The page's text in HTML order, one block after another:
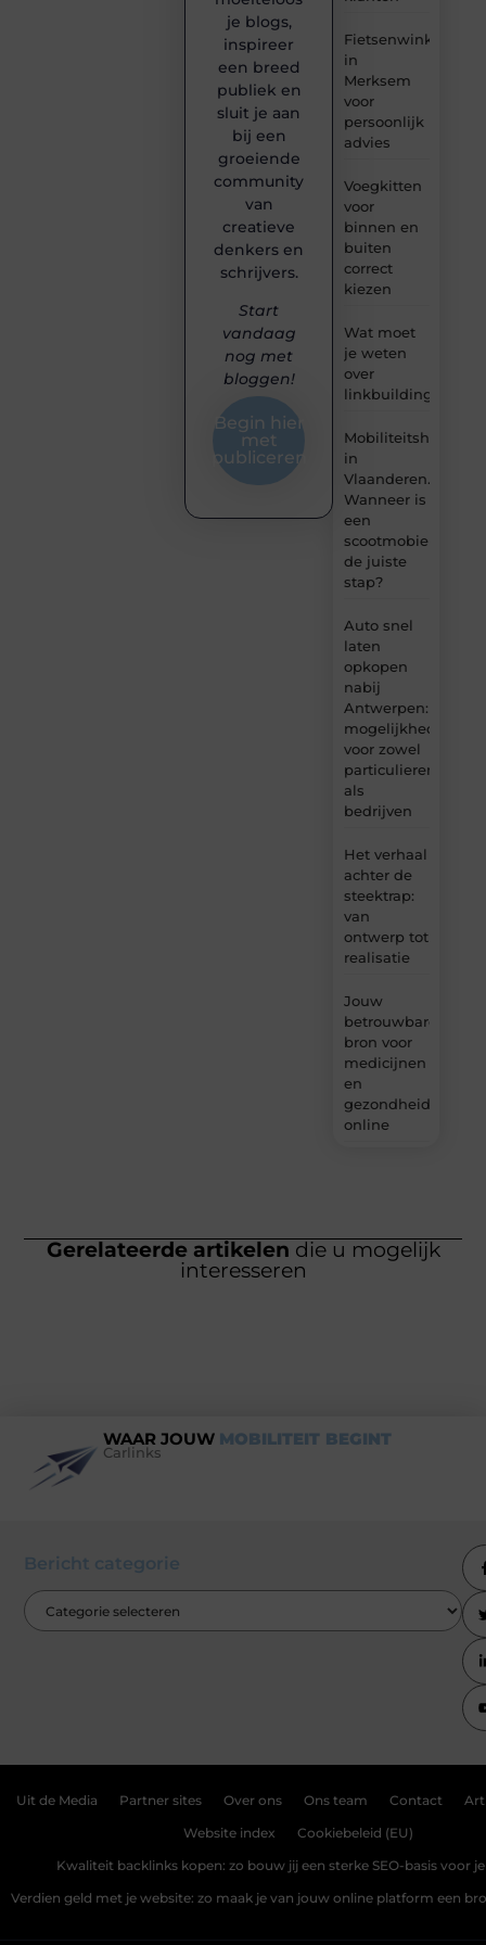
Fietsenwinkel
in
Merksem
voor
persoonlijk
advies
Voegkitten
voor
binnen en
buiten
correct
kiezen
Wat moet
je weten
over
linkbuilding?
in
Vlaanderen.
Wanneer is
een
scootmobiel
de juiste
stap?
Auto snel
laten
opkopen
nabij
Antwerpen:
mogelijkheden
voor zowel
particulieren
als
bedrijven
Het verhaal
achter de
steektrap:
van
ontwerp tot
realisatie
Jouw
betrouwbare
bron voor
medicijnen
en
online
je blogs,
inspireer
een breed
publiek en
sluit je aan
bij een
groeiende
community
van
creatieve
denkers en
schrijvers.
Start
vandaag
nog met
bloggen!
Begin hier
met
publiceren
Gerelateerde artikelen die u mogelijk
interesseren
WAAR JOUW MOBILITEIT BEGINT
Carlinks
Bericht categorie
Uit de Media Partner sites Over ons Ons team Contact
Website index Cookiebeleid (EU)
Kwaliteit backlinks kopen: zo bouw jij een sterke SEO-basis voor
Verdien geld met je website: zo maak je van jouw online platform een